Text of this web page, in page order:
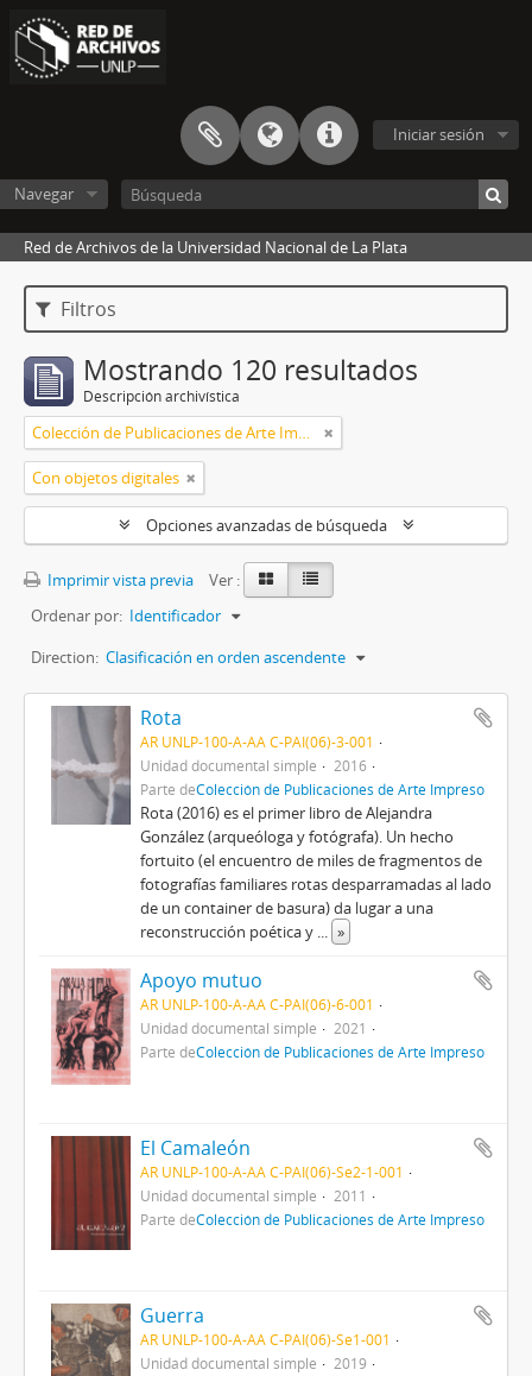
Iniciar sesión
Navegar
Red de Archivos de la Universidad Nacional de La Plata
Filtros
Mostrando 120 resultados
Descripción archivística
Colección de Publicaciones de Arte Impreso
Con objetos digitales
Opciones avanzadas de búsqueda
Imprimir vista previa
Ver :
Ordenar por: Identificador
Direction: Clasificación en orden ascendente
Rota
AR UNLP-100-A-AA C-PAI(06)-3-001
Unidad documental simple
2016
Parte deColección de Publicaciones de Arte Impreso
Rota (2016) es el primer libro de Alejandra
González (arqueóloga y fotógrafa). Un hecho
fortuito (el encuentro de miles de fragmentos de
fotografías familiares rotas desparramadas al lado
de un container de basura) da lugar a una
reconstrucción poética y ... »
Apoyo mutuo
AR UNLP-100-A-AA C-PAI(06)-6-001
Unidad documental simple
2021
Parte deColección de Publicaciones de Arte Impreso
El Camaleón
AR UNLP-100-A-AA C-PAI(06)-Se2-1-001
Unidad documental simple
2011
Parte deColección de Publicaciones de Arte Impreso
Guerra
AR UNLP-100-A-AA C-PAI(06)-Se1-001
Unidad documental simple
2019